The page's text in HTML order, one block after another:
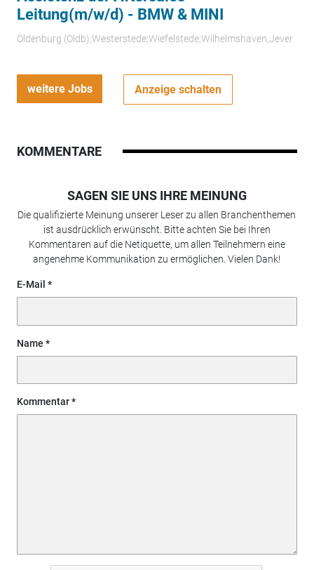
Leitung(m/w/d) - BMW & MINI
Oldenburg (Oldb);Westerstede;Wiefelstede;Wilhelmshaven;Jever
weitere Jobs Anzeige schalten
KOMMENTARE
SAGEN SIE UNS IHRE MEINUNG
Die qualifizierte Meinung unserer Leser zu allen Branchenthemen
ist ausdrücklich erwünscht. Bitte achten Sie bei Ihren
Kommentaren auf die Netiquette, um allen Teilnehmern eine
angenehme Kommunikation zu ermöglichen. Vielen Dank!
E-Mail
Name
Kommentar